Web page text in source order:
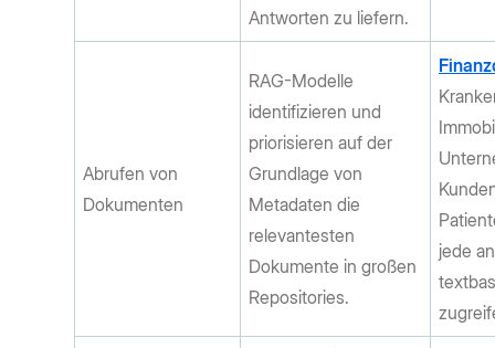
Antworten zu liefern.
Abrufen von
Dokumenten
RAG-Modelle
identifizieren und
priorisieren auf der
Grundlage von
Metadaten die
relevantesten
Dokumente in großen
Repositories.
jede